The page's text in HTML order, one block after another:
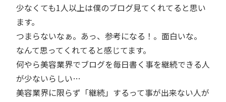
少なくても1人以上は僕のブログ見てくれてると思い
ます。
つまらないなぁ。あっ、参考になる！。面白いな。
なんて思ってくれてると感じてます。
何やら美容業界でブログを毎日書く事を継続できる人
が少ないらしい…
美容業界に限らず「継続」するって事が出来ない人が